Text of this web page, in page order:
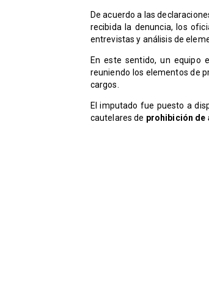
De acuerdo a las
recibida la denuncia, los
entrevistas y análisis de
En este sentido, un equipo
reuniendo los elementos de
cargos.
El imputado fue puesto a
cautelares de prohibición de